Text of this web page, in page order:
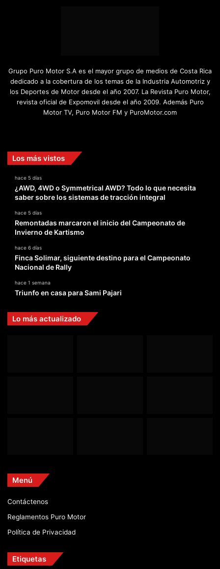
Grupo Puro Motor S.A es el mayor grupo de medios de Costa Rica
dedicado a la cobertura de los temas de la Industria Automotriz y
los Deportes de Motor desde el año 2007. La Revista Puro Motor,
revista oficial de Expomovil desde el año 2009. Además Puro
Motor TV, Puro Motor FM y PuroMotor.com
Los más vistos
hace 5 días
¿AWD, 4WD o Symmetrical AWD? Todo lo que necesita
saber sobre los sistemas de tracción integral
hace 5 días
Remontadas marcaron el inicio del Campeonato de
Invierno de Kartismo
hace 6 días
Finca Solimar, siguiente destino para el Campeonato
Nacional de Rally
hace 1 semana
Triunfo en casa para Sami Pajari
Lo más actualizado
Menú
Contáctenos
Reglamentos Puro Motor
Política de Privacidad
Etiquetas